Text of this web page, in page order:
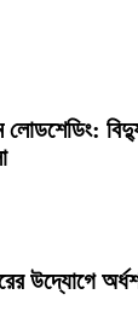
লোডশেডিং:
উদ্যোগে